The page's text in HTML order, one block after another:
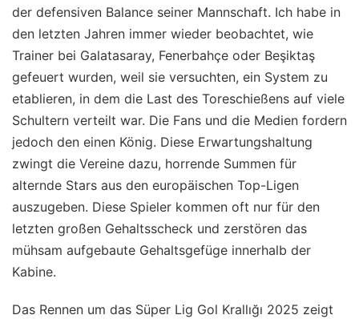
der defensiven Balance seiner Mannschaft. Ich habe in
den letzten Jahren immer wieder beobachtet, wie
Trainer bei Galatasaray, Fenerbahçe oder Beşiktaş
gefeuert wurden, weil sie versuchten, ein System zu
etablieren, in dem die Last des Toreschießens auf viele
Schultern verteilt war. Die Fans und die Medien fordern
jedoch den einen König. Diese Erwartungshaltung
zwingt die Vereine dazu, horrende Summen für
alternde Stars aus den europäischen Top-Ligen
auszugeben. Diese Spieler kommen oft nur für den
letzten großen Gehaltsscheck und zerstören das
mühsam aufgebaute Gehaltsgefüge innerhalb der
Kabine.
Das Rennen um das Süper Lig Gol Krallığı 2025 zeigt